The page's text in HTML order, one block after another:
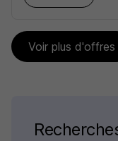
Voir plus d'offres